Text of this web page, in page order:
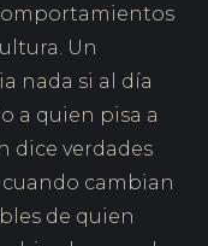
Un
nada si al día
a quien pisa a
dice verdades
cambian
de quien